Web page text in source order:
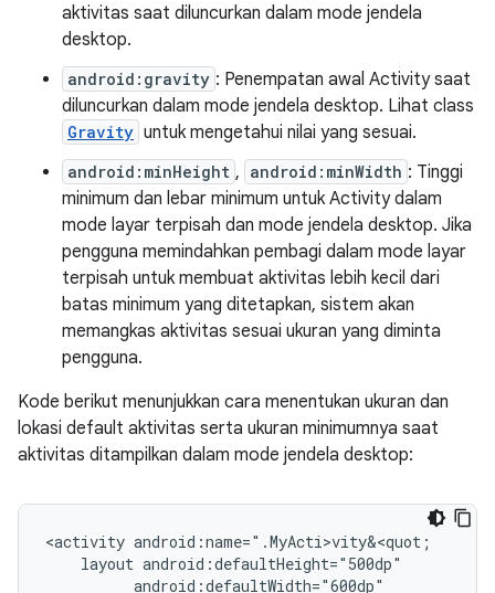
aktivitas saat diluncurkan dalam mode jendela
desktop.
android:gravity : Penempatan awal Activity saat
diluncurkan dalam mode jendela desktop. Lihat class
Gravity untuk mengetahui nilai yang sesuai.
android:minHeight , android:minWidth : Tinggi
minimum dan lebar minimum untuk Activity dalam
mode layar terpisah dan mode jendela desktop. Jika
pengguna memindahkan pembagi dalam mode layar
terpisah untuk membuat aktivitas lebih kecil dari
batas minimum yang ditetapkan, sistem akan
memangkas aktivitas sesuai ukuran yang diminta
pengguna.
Kode berikut menunjukkan cara menentukan ukuran dan
lokasi default aktivitas serta ukuran minimumnya saat
aktivitas ditampilkan dalam mode jendela desktop:
<activity
layout